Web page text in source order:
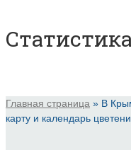
Статистика
Главная страница » В
карту и календарь